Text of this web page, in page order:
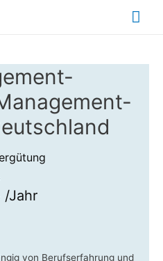
/Jahr
von Berufserfahrung und